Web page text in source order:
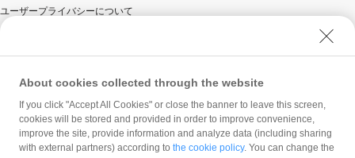
ります。
式ストアでも利用可能です。出金・譲渡は不可となりま
す。
日までの［定期的に送る］分は当月下旬、毎月16日から
月末までの［定期的に送る］分は翌月上旬に実施いたし
ます。ただし、お客様のご利用状況やシステム上の都合
等により付与時期が遅くなる場合があります。
ユーザープライバシーについて
ウェブサイト利用規約
反社会的勢力に対する方針
勧誘方針
マネロン等基本方針
カスタマーハラスメントに関する当社の考え方
About cookies collected through the website
If you click "Accept All Cookies" or close the banner to leave this screen,
cookies will be stored and provided in order to improve convenience,
improve the site, provide information and analyze data (including sharing
with external partners) according to the cookie policy. You can change the